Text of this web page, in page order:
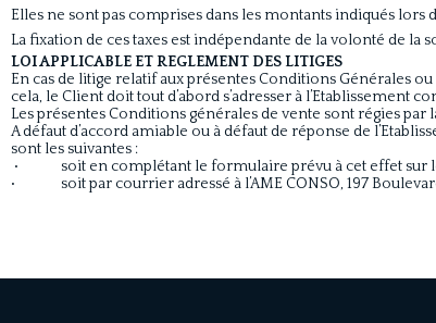
Elles ne sont pas comprises dans les montants indiqués lors
La fixation de ces taxes est indépendante de la volonté de la
LOI APPLICABLE ET REGLEMENT DES LITIGES
En cas de litige relatif aux présentes Conditions Générales
cela, le Client doit tout d’abord s’adresser à
Les présentes Conditions générales de vente sont régies
A défaut d’accord amiable ou à défaut de réponse de
sont les suivantes :
• soit en complétant le formulaire prévu à cet effet sur le
• soit par courrier adressé à l’AME CONSO, 197